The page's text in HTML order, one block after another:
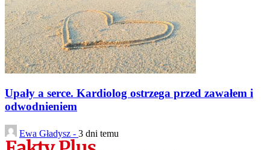
Upały a serce. Kardiolog ostrzega przed zawałem i
odwodnieniem
Ewa Gładysz - 3 dni temu